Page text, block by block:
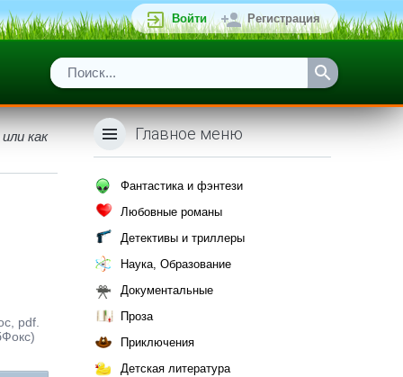
Войти Регистрация
как
pdf.
Главное меню
Фантастика и фэнтези
Любовные романы
Детективы и триллеры
Наука, Образование
Документальные
Проза
Приключения
Детская литература